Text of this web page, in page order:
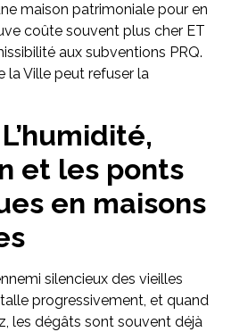
maison patrimoniale pour en
coûte souvent plus cher ET
aux subventions PRQ.
la Ville peut refuser la
et les ponts
en maisons
silencieux des vieilles
progressivement, et quand
les dégâts sont souvent déjà